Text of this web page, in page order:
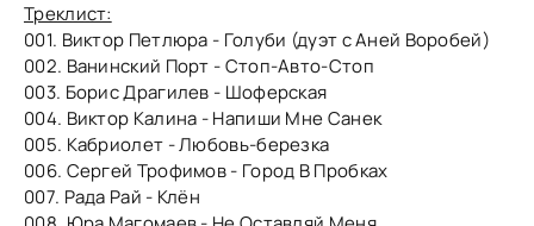
Треклист:
001. Виктор Петлюра - Голуби (дуэт с Аней Воробей)
002. Ванинский Порт - Стоп-Авто-Стоп
003. Борис Драгилев - Шоферская
004. Виктор Калина - Напиши Мне Санек
005. Кабриолет - Любовь-березка
006. Сергей Трофимов - Город В Пробках
007. Рада Рай - Клён